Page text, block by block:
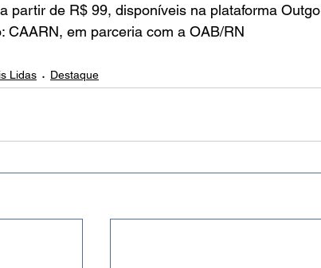
partir de R$ 99, disponíveis na plataforma Outgo
CAARN, em parceria com a OAB/RN
Lidas Destaque